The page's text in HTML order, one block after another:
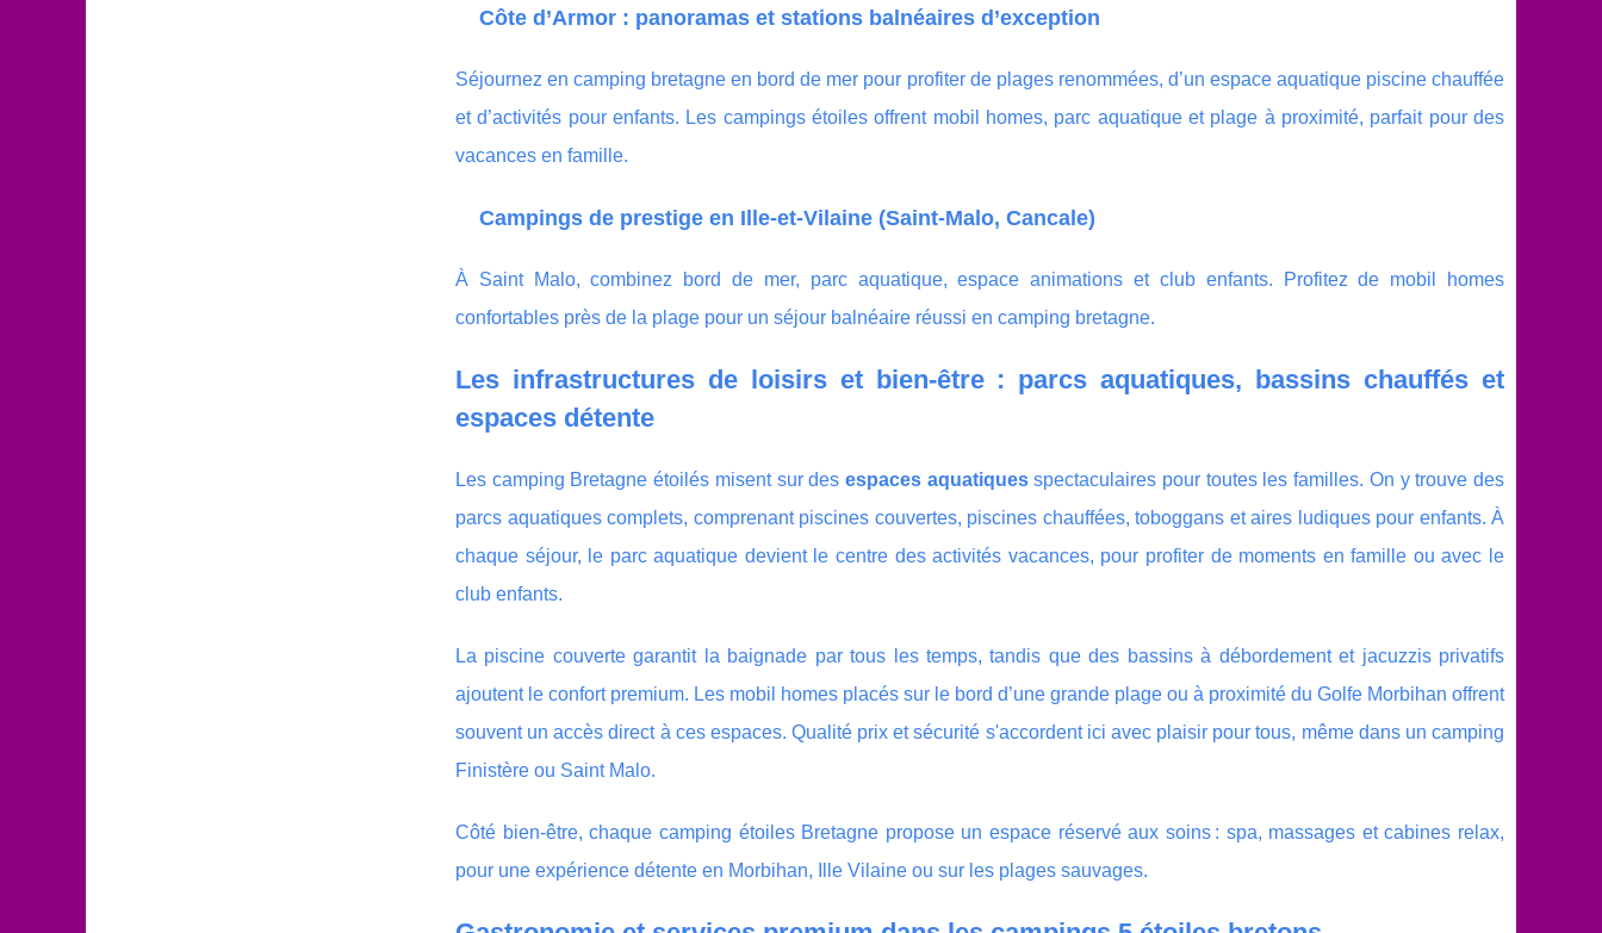
Côte d’Armor : panoramas et stations balnéaires d’exception
Séjournez en camping bretagne en bord de mer pour profiter de plages renommées, d’un espace aquatique piscine chauffée
et d’activités pour enfants. Les campings étoiles offrent mobil homes, parc aquatique et plage à proximité, parfait pour des
vacances en famille.
Campings de prestige en Ille-et-Vilaine (Saint-Malo, Cancale)
À Saint Malo, combinez bord de mer, parc aquatique, espace animations et club enfants. Profitez de mobil homes
confortables près de la plage pour un séjour balnéaire réussi en camping bretagne.
Les infrastructures de loisirs et bien-être : parcs aquatiques, bassins chauffés et
espaces détente
Les camping Bretagne étoilés misent sur des espaces aquatiquesspectaculaires pour toutes les familles. On y trouve des
parcs aquatiques complets, comprenant piscines couvertes, piscines chauffées, toboggans et aires ludiques pour enfants. À
chaque séjour, le parc aquatique devient le centre des activités vacances, pour profiter de moments en famille ou avec le
club enfants.
La piscine couverte garantit la baignade par tous les temps, tandis que des bassins à débordement et jacuzzis privatifs
ajoutent le confort premium. Les mobil homes placés sur le bord d’une grande plage ou à proximité du Golfe Morbihan offrent
souvent un accès direct à ces espaces. Qualité prix et sécurité s'accordent ici avec plaisir pour tous, même dans un camping
Finistère ou Saint Malo.
Côté bien-être, chaque camping étoiles Bretagne propose un espace réservé aux soins : spa, massages et cabines relax,
pour une expérience détente en Morbihan, Ille Vilaine ou sur les plages sauvages.